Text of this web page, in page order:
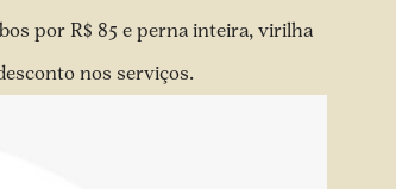
por R$ 85 e perna inteira, virilha
nos serviços.